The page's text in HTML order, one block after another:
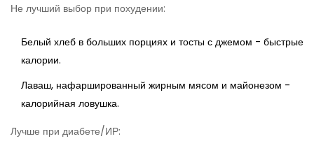
Не лучший выбор при похудении:
Белый хлеб в больших порциях и тосты с джемом - быстрые
калории.
Лаваш, нафаршированный жирным мясом и майонезом -
калорийная ловушка.
Лучше при диабете/ИР: